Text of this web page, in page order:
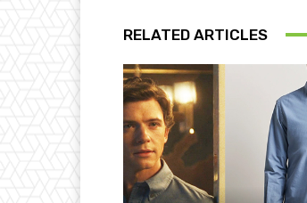
RELATED ARTICLES